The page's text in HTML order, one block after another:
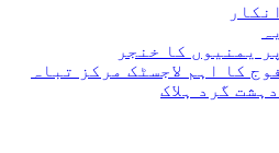
یمنیوں کا خنجر
کا اہم لاجسٹک مرکز تباہ